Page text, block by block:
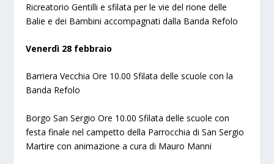
Ricreatorio Gentilli e sfilata per le vie del rione delle
Balie e dei Bambini accompagnati dalla Banda Refolo
Venerdì 28 febbraio
Barriera Vecchia Ore 10.00 Sfilata delle scuole con la
Banda Refolo
Borgo San Sergio Ore 10.00 Sfilata delle scuole con
festa finale nel campetto della Parrocchia di San Sergio
Martire con animazione a cura di Mauro Manni